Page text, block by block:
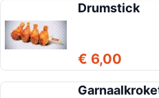
Drumstick
€ 6,00